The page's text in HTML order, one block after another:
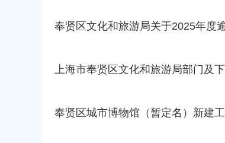
奉贤区文化和旅游局关于2025年度
上海市奉贤区文化和旅游局部门及
奉贤区城市博物馆（暂定名）新建